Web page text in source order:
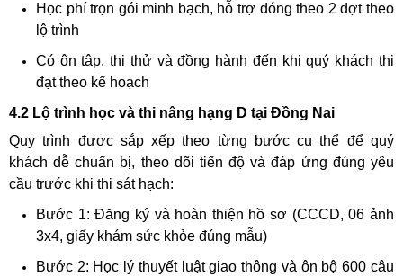
Học phí trọn gói minh bạch, hỗ trợ đóng theo 2 đợt theo
lộ trình
Có ôn tập, thi thử và đồng hành đến khi quý khách thi
đạt theo kế hoạch
4.2 Lộ trình học và thi nâng hạng D tại Đồng Nai
Quy trình được sắp xếp theo từng bước cụ thể để quý
khách dễ chuẩn bị, theo dõi tiến độ và đáp ứng đúng yêu
cầu trước khi thi sát hạch:
Bước 1: Đăng ký và hoàn thiện hồ sơ (CCCD, 06 ảnh
3x4, giấy khám sức khỏe đúng mẫu)
Bước 2: Học lý thuyết luật giao thông và ôn bộ 600 câu